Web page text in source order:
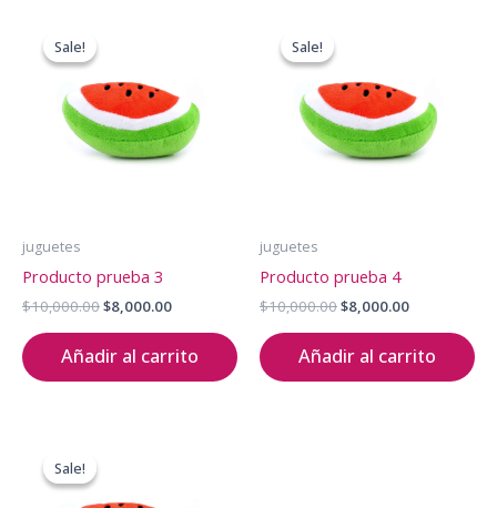
Sale!
Sale!
juguetes
Producto prueba 3
$10,000.00Original
$10,000.00.
$8,000.00Current
$8,000.00.
Añadir al carrito
Sale!
Sale!
juguetes
Producto prueba 4
$10,000.00Original
$10,000.00.
$8,000.00Current
$8,000.00.
Añadir al carrito
Sale!
Sale!